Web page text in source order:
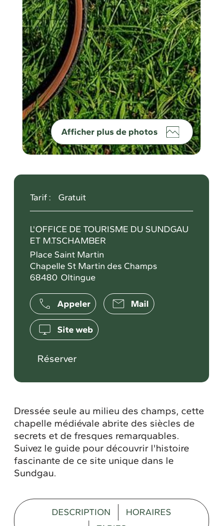
Afficher plus de photos
Tarif : Gratuit
L'OFFICE DE TOURISME DU SUNDGAU
ET M.TSCHAMBER
Place Saint Martin
Chapelle St Martin des Champs
68480 Oltingue
Appeler Mail
Site web
Réserver
Dressée seule au milieu des champs, cette
chapelle médiévale abrite des siècles de
secrets et de fresques remarquables.
Suivez le guide pour découvrir l'histoire
fascinante de ce site unique dans le
Sundgau.
DESCRIPTION
HORAIRES